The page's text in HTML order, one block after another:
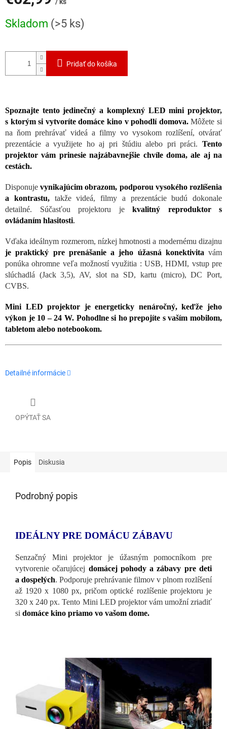
/ ks
cena:
Skladom (>5 ks)
Pridať do košíka
Spoznajte tento jedinečný a komplexný LED mini projektor,
s ktorým si vytvoríte domáce kino v pohodlí domova.Môžete si
na ňom prehrávať videá a filmy vo vysokom rozlíšení, otvárať
prezentácie a využijete ho aj pri štúdiu alebo pri práci. Tento
projektor vám prinesie najzábavnejšie chvíle doma, ale aj na
cestách.
Disponuje vynikajúcim obrazom, podporou vysokého rozlíšenia
a kontrastu,
takže videá, filmy a prezentácie budú dokonale
detailné. Súčasťou projektoru je kvalitný reproduktor s
ovládaním hlasitosti.
Vďaka ideálnym rozmerom, nízkej hmotnosti a modernému dizajnu
je praktický pre prenášanie a jeho úžasná konektivita vám
ponúka ohromne veľa možností využitia : USB, HDMI, vstup pre
slúchadlá (Jack 3,5), AV, slot na SD, kartu (micro), DC Port,
CVBS.
Mini LED projektor je energeticky nenáročný, keďže jeho
výkon je 10 – 24 W. Pohodlne si ho prepojíte s vaším mobilom,
tabletom alebo notebookom.
Detailné informácie
OPÝTAŤ SA
Popis Diskusia
Podrobný popis
IDEÁLNY PRE DOMÁCU ZÁBAVU
Senzačný Mini projektor je úžasným pomocníkom pre
vytvorenie očarujúcej domácej pohody a zábavy pre deti
a dospelých. Podporuje prehrávanie filmov v plnom rozlíšení
až 1920 x 1080 px, pričom optické rozlíšenie projektoru je
320 x 240 px. Tento Mini LED projektor vám umožní zriadiť
si domáce kino priamo vo vašom dome.